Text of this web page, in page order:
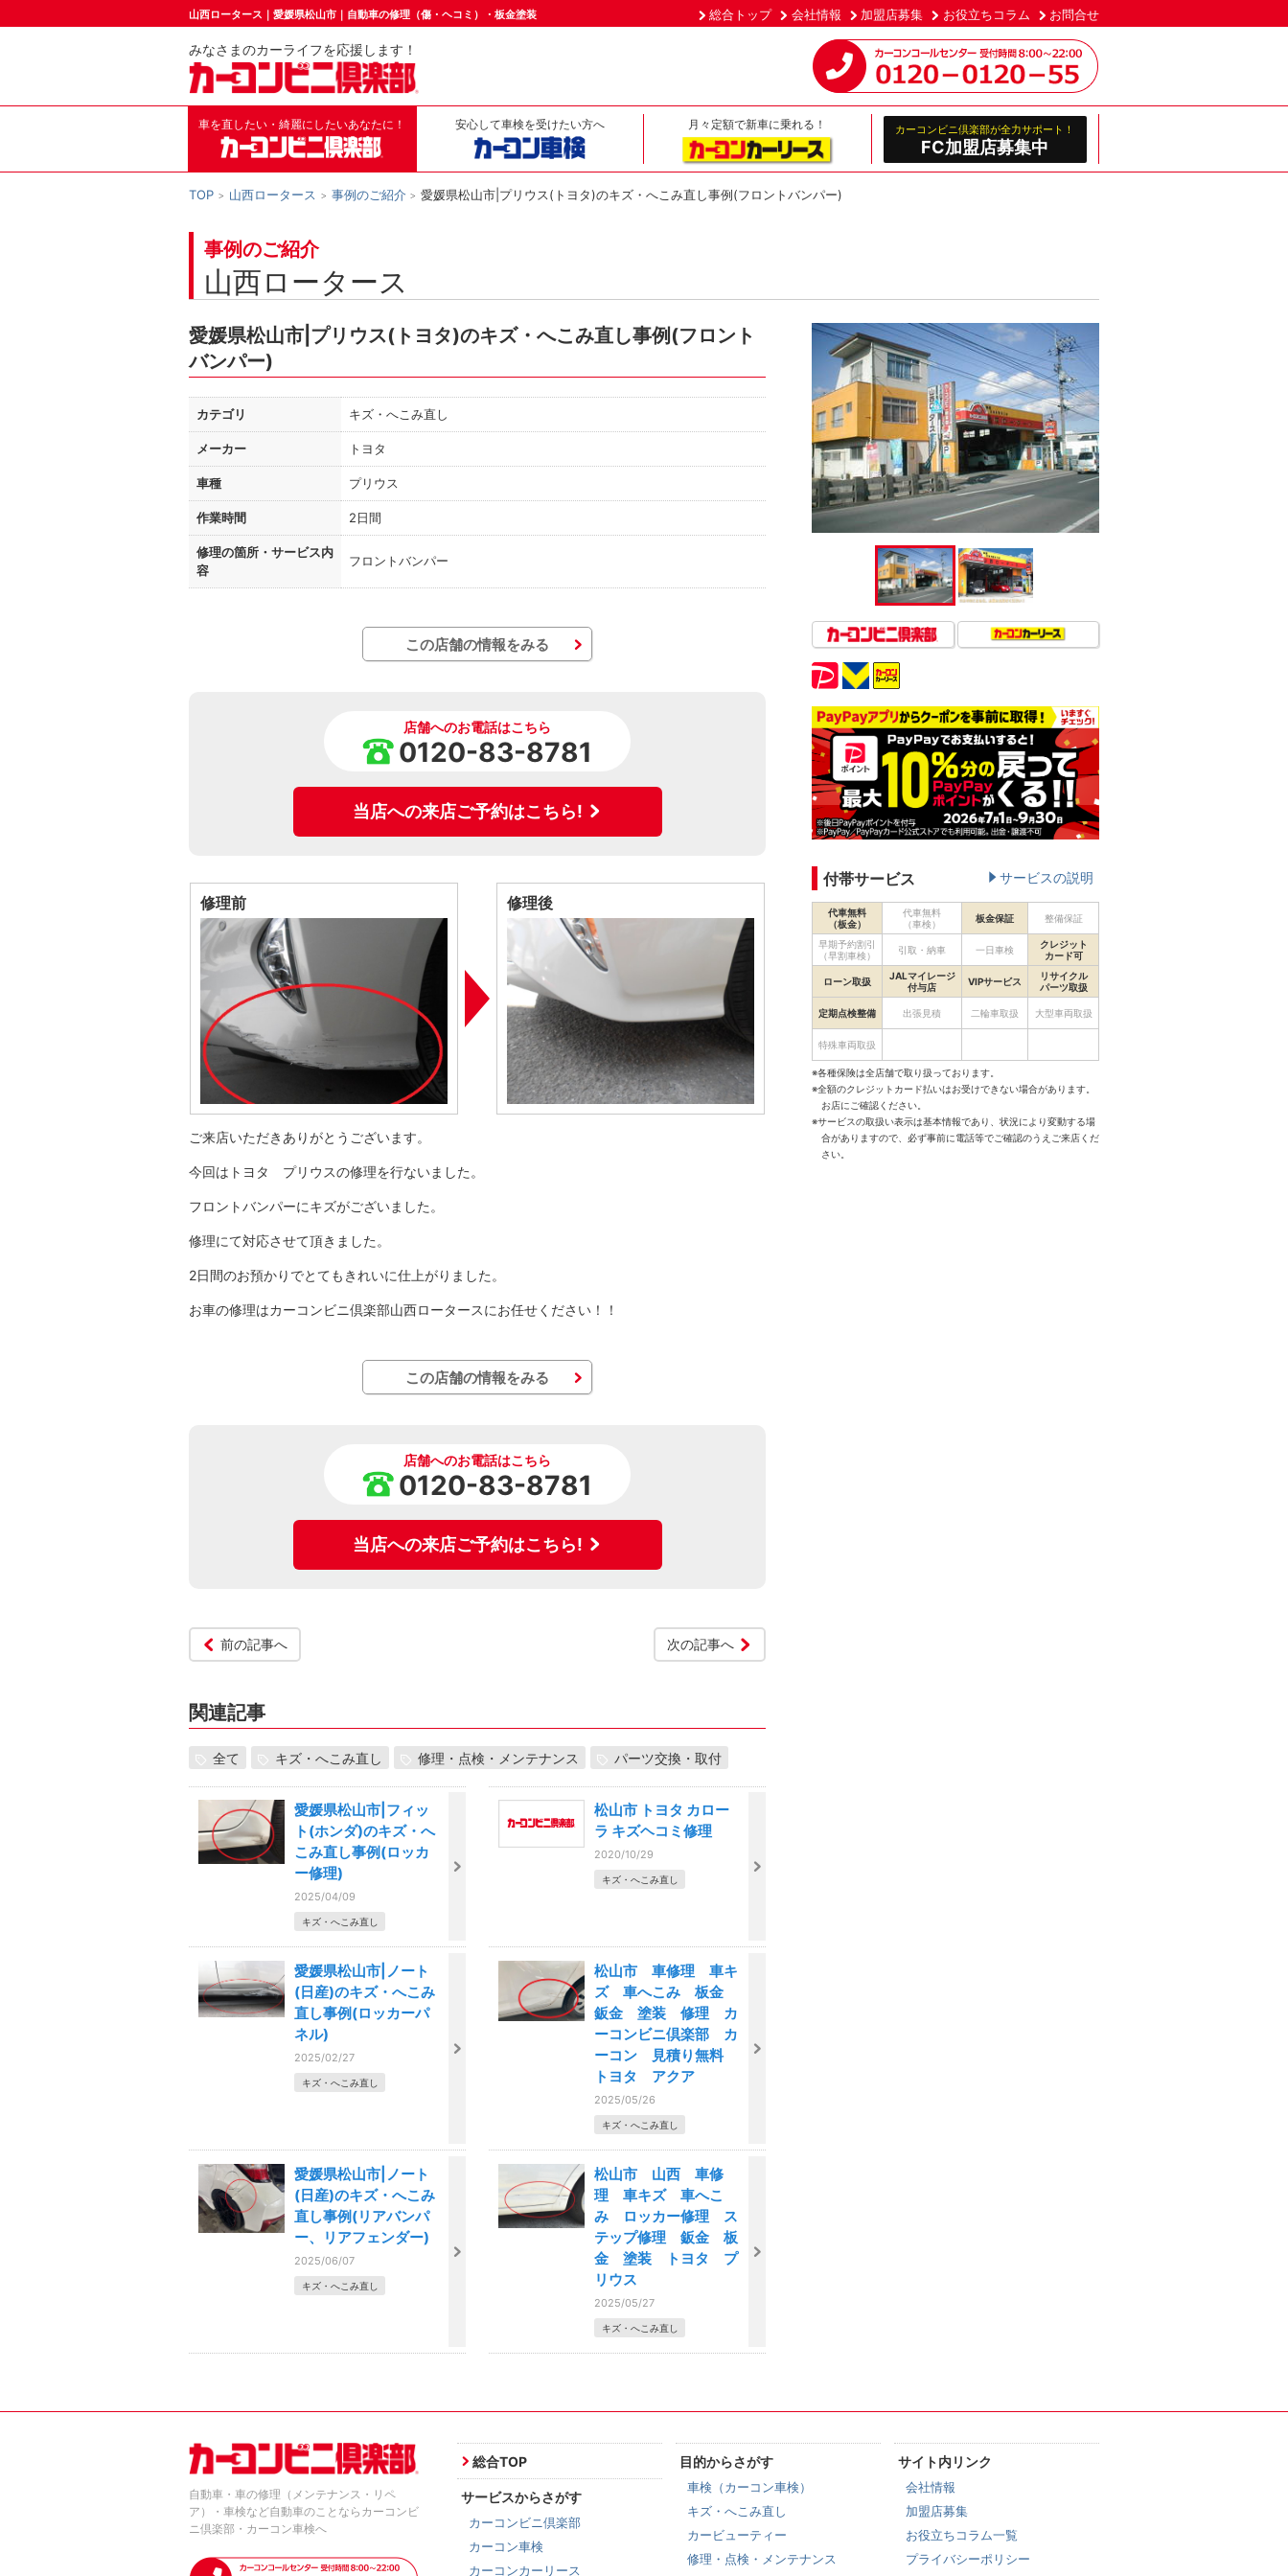
山西ロータース｜愛媛県松山市｜自動車の修理（傷・ヘコミ）・板金塗装 総合トップ 会社情報 加盟店募集 お役立ちコラム お問合せ
みなさまのカーライフを応援します！
車を直したい・綺麗にしたいあなたに！ 安心して車検を受けたい方へ 月々定額で新車に乗れる！ カーコンビニ倶楽部が全力サポート！
FC加盟店募集中
TOP 山西ロータース 事例のご紹介 愛媛県松山市|プリウス(トヨタ)のキズ・へこみ直し事例(フロントバンパー)
事例のご紹介
山西ロータース
愛媛県松山市|プリウス(トヨタ)のキズ・へこみ直し事例(フロント
バンパー)
カテゴリ キズ・へこみ直し
メーカー トヨタ
車種 プリウス
作業時間 2日間
修理の箇所・ サービス内
容
フロントバンパー
この店舗の情報をみる
店舗へのお電話はこちら
0120-83-8781
当店への来店ご予約はこちら!
修理前 修理後
ご来店いただきありがとうございます。
今回はトヨタ プリウスの修理を行ないました。
フロントバンパーにキズがございました。
修理にて対応させて頂きました。
2日間のお預かりでとてもきれいに仕上がりました。
お車の修理はカーコンビニ倶楽部山西ロータースにお任せください！！
この店舗の情報をみる
店舗へのお電話はこちら
0120-83-8781
当店への来店ご予約はこちら!
前の記事へ 次の記事へ
関連記事
全て キズ・へこみ直し 修理・点検・メンテナンス パーツ交換・取付
愛媛県松山市|フィッ
ト(ホンダ)のキズ・へ
こみ直し事例(ロッカ
ー修理)
2025/04/09
キズ・へこみ直し
松山市 トヨタ カロー
ラ キズヘコミ修理
2020/10/29
キズ・へこみ直し
愛媛県松山市|ノート
(日産)のキズ・へこみ
直し事例(ロッカーパ
ネル)
2025/02/27
キズ・へこみ直し
松山市 車修理 車キ
ズ 車へこみ 板金
鈑金 塗装 修理 カ
ーコンビニ倶楽部 カ
ーコン 見積り無料
トヨタ アクア
2025/05/26
キズ・へこみ直し
愛媛県松山市|ノート
(日産)のキズ・へこみ
直し事例(リアバンパ
ー、リアフェンダー)
2025/06/07
キズ・へこみ直し
松山市 山西 車修
理 車キズ 車へこ
み ロッカー修理 ス
テップ修理 鈑金 板
金 塗装 トヨタ プ
リウス
2025/05/27
キズ・へこみ直し
付帯サービス サービスの説明
代車無料
（板金）
代車無料
（車検）
板金保証 整備保証
早期予約割引
（早割車検）
引取・納車 一日車検
クレジット
カード可
ローン取扱
JALマイレージ
付与店
VIPサービス
リサイクル
パーツ取扱
定期点検整備 出張見積 二輪車取扱 大型車両取扱
特殊車両取扱
※各種保険は全店舗で取り扱っております。
※全額のクレジットカード払いはお受けできない場合があります。
お店にご確認ください。
※サービスの取扱い表示は基本情報であり、状況により変動する場
合がありますので、必ず事前に電話等でご確認のうえご来店くだ
さい。
自動車・車の修理（メンテナンス・リペ
ア）・車検など自動車のことならカーコンビ
ニ倶楽部・カーコン車検へ
総合TOP
サービスからさがす
カーコンビニ倶楽部
カーコン車検
カーコンカーリース
目的からさがす
車検（カーコン車検）
キズ・へこみ直し
カービューティー
修理・点検・メンテナンス
サイト内リンク
会社情報
加盟店募集
お役立ちコラム一覧
プライバシーポリシー